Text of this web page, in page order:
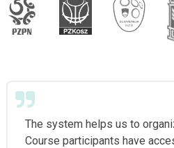
The system helps us to
Course participants have